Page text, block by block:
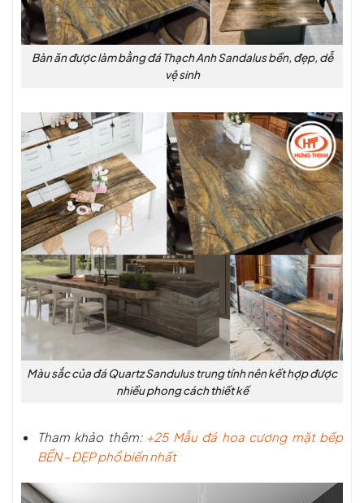
Bàn ăn được làm bằng đá Thạch Anh Sandalus bền, đẹp, dễ
vệ sinh
Màu sắc của đá Quartz Sandulus trung tính nên kết hợp được
nhiều phong cách thiết kế
Tham khảo thêm: +25 Mẫu đá hoa cương mặt bếp
BỀN – ĐẸP phổ biến nhất